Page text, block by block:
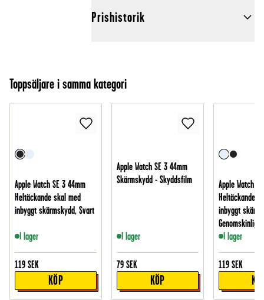
Prishistorik
Toppsäljare i samma kategori
Apple Watch SE 3 44mm
Heltäckande skal med
inbyggt skärmskydd, Svart
I lager
119 SEK
KÖP
Apple Watch SE 3 44mm
Skärmskydd - Skyddsfilm
I lager
79 SEK
KÖP
Apple Watch
Heltäckande
inbyggt
Genomskinlig
I lager
119 SEK